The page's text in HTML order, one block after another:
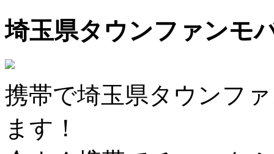
埼玉県タウンファンモ
携帯で埼玉県タウンフ
ます！